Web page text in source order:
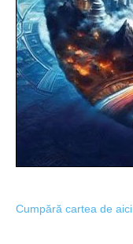
Cumpără cartea de aici